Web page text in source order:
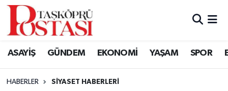
ASAYİŞ GÜNDEM EKONOMİ YAŞAM SPOR
HABERLER SIYASET HABERLERI
Kastamonu Vefat Edenler